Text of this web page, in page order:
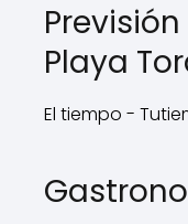
Playa
El tiempo -